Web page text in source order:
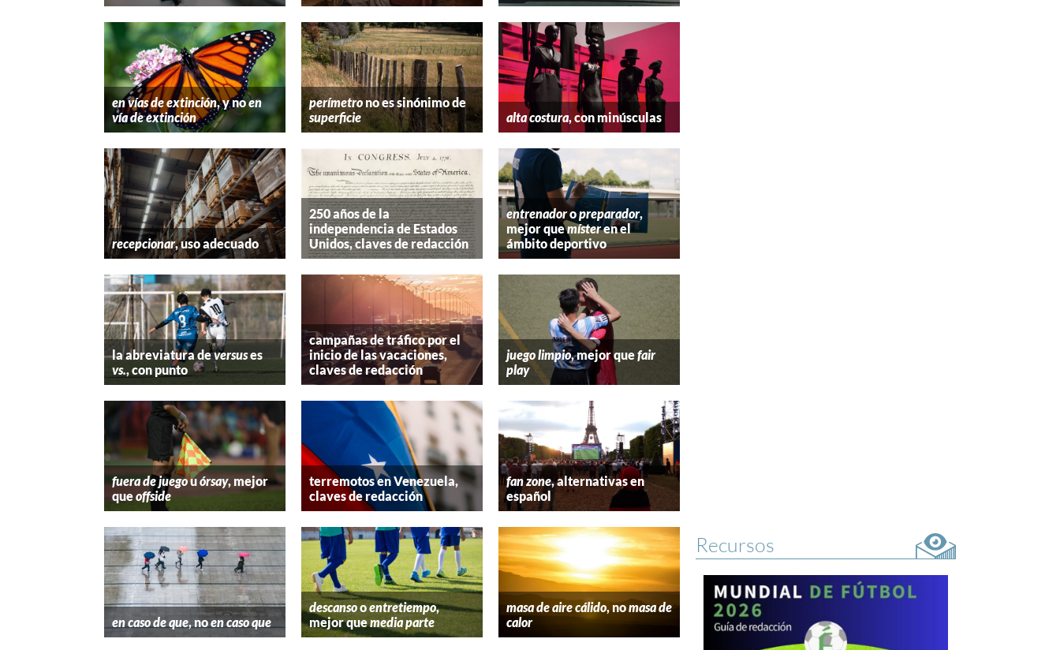
en vías de extinción, y noen
vía de extinción
perímetrono es sinónimo de
superficie
alta costura, con minúsculas
recepcionar, uso adecuado
250 años de la
independencia de Estados
Unidos, claves de redacción
entrenadoropreparador,
mejor quemísteren el
ámbito deportivo
la abreviatura deversuses
vs., con punto
campañas de tráfico por el
inicio de las vacaciones,
claves de redacción
juego limpio, mejor quefair
play
fuera de juegouórsay, mejor
queoffside
terremotos en Venezuela,
claves de redacción
fan zone, alternativas en
español
en caso de que, noen caso que
descansooentretiempo,
mejor quemedia parte
masa de aire cálido, nomasa de
calor
Recursos